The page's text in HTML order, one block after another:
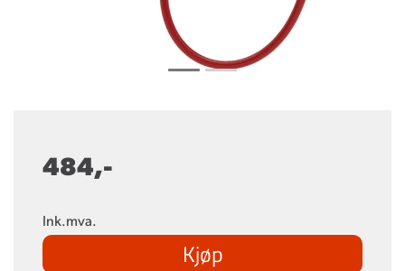
484,-
Ink.mva.
Kjøp